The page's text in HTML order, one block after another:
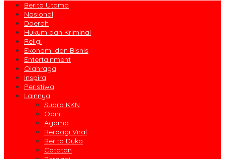
Berita Utama
Nasional
Daerah
Hukum dan Kriminal
Religi
Ekonomi dan Bisnis
Entertainment
Olahraga
Inspira
Peristiwa
Lainnya
Suara KKN
Opini
Agama
Berbagi Viral
Berita Duka
Catatan